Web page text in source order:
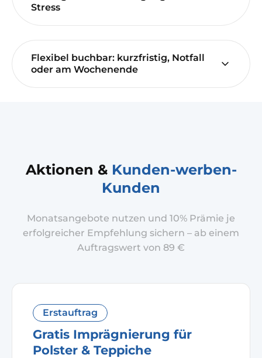
Stress
Flexibel buchbar: kurzfristig, Notfall
oder am Wochenende
Aktionen & Kunden-werben-
Kunden
Monatsangebote nutzen und 10% Prämie je
erfolgreicher Empfehlung sichern – ab einem
Auftragswert von 89 €
Erstauftrag
Gratis Imprägnierung für
Polster & Teppiche